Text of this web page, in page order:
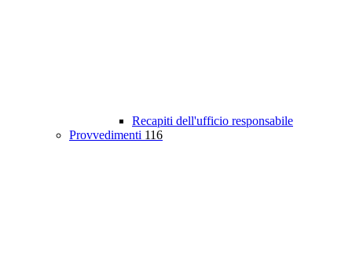
Recapiti dell'ufficio responsabile
Provvedimenti 116